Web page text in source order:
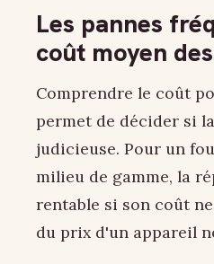
Les pannes
coût moyen
Comprendre le coût
permet de décider si
judicieuse. Pour un
milieu de gamme, la
rentable si son coût
du prix d'un appareil